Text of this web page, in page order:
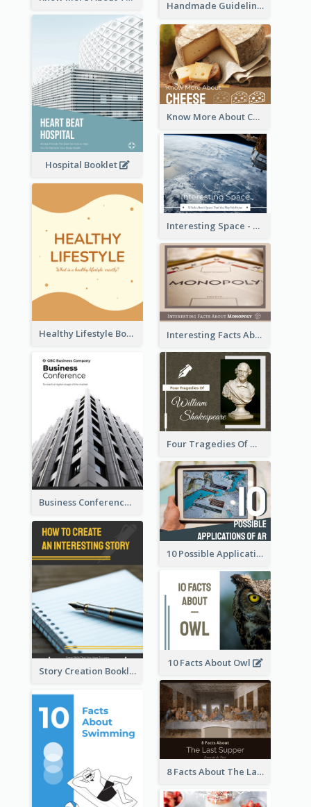
Handmade Guideline Booklet
Hospital Booklet
Know More About Cheese
Interesting Space - 10 Facts About Space That You May Not Know
Healthy Lifestyle Booklet Interesting Facts About Monopoly
Business Conference Booklet
Four Tragedies Of William Shakespeare
10 Possible Applications Of Augmented Reality (AR)
Story Creation Booklet
10 Facts About Owl
8 Facts About The Last Supper Of Leonardo da Vinci